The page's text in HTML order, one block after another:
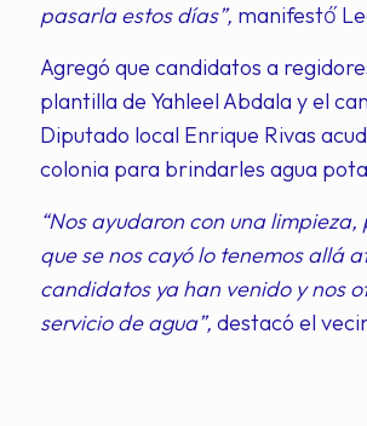
pasarla estos días”, manifestó́
Agregó que candidatos a
plantilla de Yahleel Abdala y el
Diputado local Enrique Rivas
colonia para brindarles agua
“Nos ayudaron con una
que se nos cayó lo tenemos allá
candidatos ya han venido y nos
servicio de agua”, destacó el